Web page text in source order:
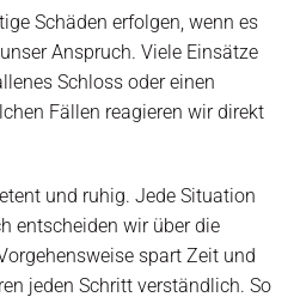
Schäden erfolgen, wenn es
Anspruch. Viele Einsätze
Schloss oder einen
Fällen reagieren wir direkt
und ruhig. Jede Situation
entscheiden wir über die
spart Zeit und
jeden Schritt verständlich. So